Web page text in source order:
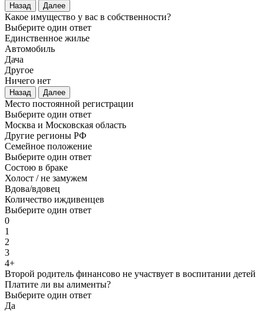
Назад Далее
Какое имущество у вас в собственности?
Выберите один ответ
Единственное жилье
Автомобиль
Дача
Другое
Ничего нет
Назад Далее
Место постоянной регистрации
Выберите один ответ
Москва и Московская область
Другие регионы РФ
Семейное положение
Выберите один ответ
Состою в браке
Холост / не замужем
Вдова/вдовец
Количество иждивенцев
Выберите один ответ
0
1
2
3
4+
Второй родитель финансово не участвует в воспитании детей
Платите ли вы алименты?
Выберите один ответ
Да